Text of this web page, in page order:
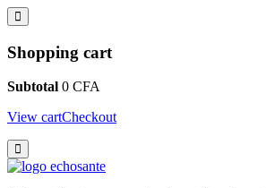
Shopping cart
Subtotal 0 CFA
View cartCheckout